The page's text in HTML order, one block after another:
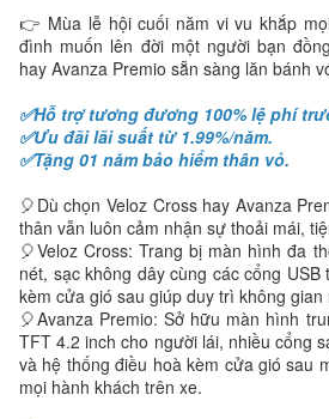
👉 Mùa lễ hội cuối năm vi vu khắp
đình muốn lên đời một người bạn
hay Avanza Premio sẵn sàng lăn bánh
✅Hỗ trợ tương đương 100% lệ phí
✅Ưu đãi lãi suất từ 1.99%/năm.
✅Tặng 01 năm bảo hiểm thân vỏ.
🎈Dù chọn Veloz Cross hay Avanza
thân vẫn luôn cảm nhận sự thoải mái,
🎈Veloz Cross: Trang bị màn hình đa
nét, sạc không dây cùng các cổng
kèm cửa gió sau giúp duy trì không gian
🎈Avanza Premio: Sở hữu màn hình
TFT 4.2 inch cho người lái, nhiều cổng
và hệ thống điều hoà kèm cửa gió sau
mọi hành khách trên xe.